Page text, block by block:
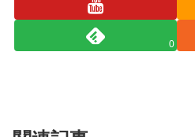
0